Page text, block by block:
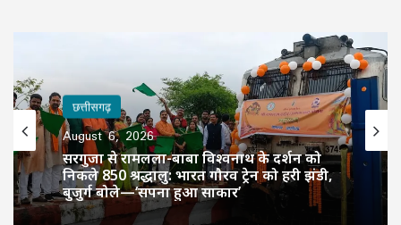
छत्तीसगढ़
August 6, 2026
सरगुजा से रामलला-बाबा विश्वनाथ के दर्शन को
निकले 850 श्रद्धालु: भारत गौरव ट्रेन को हरी झंडी,
बुजुर्ग बोले—‘सपना हुआ साकार’